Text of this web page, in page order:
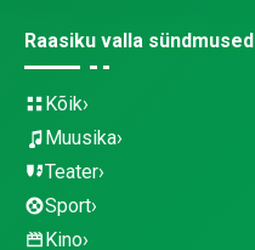
Raasiku valla sündmused
Kõik
Muusika
Teater
Sport
Kino